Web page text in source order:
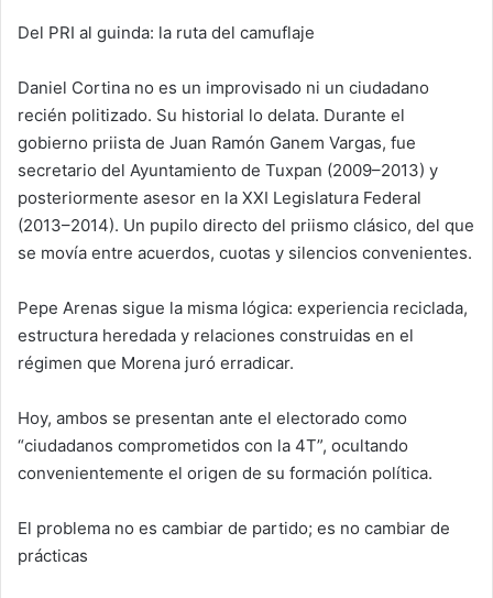
Del PRI al guinda: la ruta del camuflaje
Daniel Cortina no es un improvisado ni un ciudadano
recién politizado. Su historial lo delata. Durante el
gobierno priista de Juan Ramón Ganem Vargas, fue
secretario del Ayuntamiento de Tuxpan (2009–2013) y
posteriormente asesor en la XXI Legislatura Federal
(2013–2014). Un pupilo directo del priismo clásico, del que
se movía entre acuerdos, cuotas y silencios convenientes.
Pepe Arenas sigue la misma lógica: experiencia reciclada,
estructura heredada y relaciones construidas en el
régimen que Morena juró erradicar.
Hoy, ambos se presentan ante el electorado como
“ciudadanos comprometidos con la 4T”, ocultando
convenientemente el origen de su formación política.
El problema no es cambiar de partido; es no cambiar de
prácticas